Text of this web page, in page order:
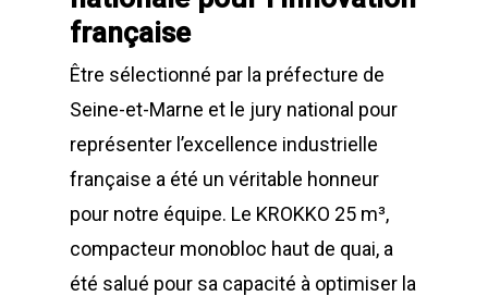
française
Être sélectionné par la préfecture de
Seine-et-Marne et le jury national pour
représenter l’excellence industrielle
française a été un véritable honneur
pour notre équipe. Le KROKKO 25 m³,
compacteur monobloc haut de quai, a
été salué pour sa capacité à optimiser la